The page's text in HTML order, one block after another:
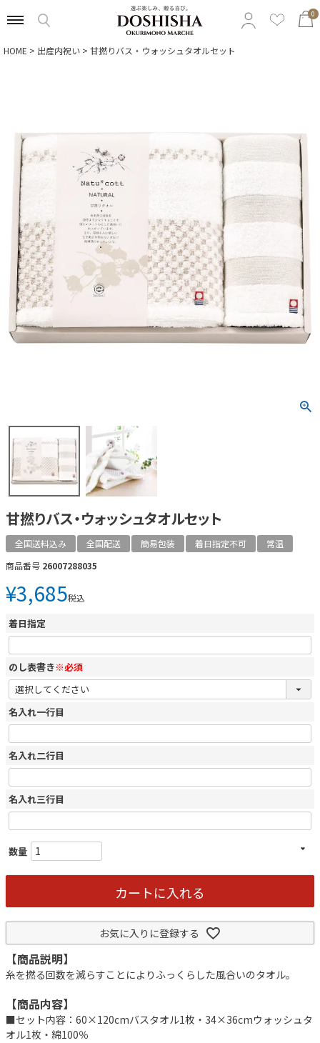
0
贈る相手から選ぶ
HOME 出産内祝い 甘撚りバス・ウォッシュタオルセット
甘撚りバス・ウォッシュタオルセット
全国送料込み 全国配送 簡易包装 着日指定不可
常温
商品番号 26007288035
¥3,685税込
着日指定
のし表書き※必須
名入れ一行目
名入れ二行目
名入れ三行目
カートに入れる
お気に入りに登録する
【商品説明】
糸を撚る回数を減らすことによりふっくらした風合いのタオル。
【商品内容】
■セット内容：60×120cmバスタオル1枚・34×36cmウォッシュタ
オル1枚・綿100％